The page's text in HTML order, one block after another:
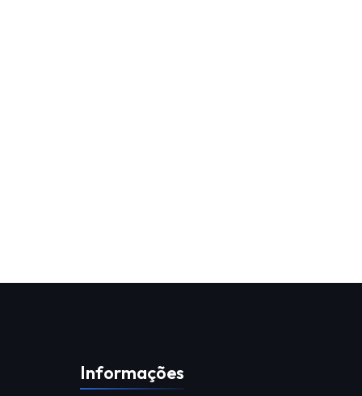
Informações